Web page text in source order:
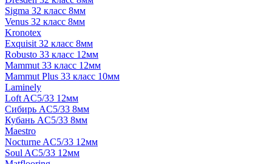
Sigma 32 класс 8мм
Venus 32 класс 8мм
Kronotex
Exquisit 32 класс 8мм
Robusto 33 класс 12мм
Mammut 33 класс 12мм
Mammut Plus 33 класс 10мм
Laminely
Loft AC5/33 12мм
Сибирь AC5/33 8мм
Кубань AC5/33 8мм
Maestro
Nocturne AC5/33 12мм
Soul AC5/33 12мм